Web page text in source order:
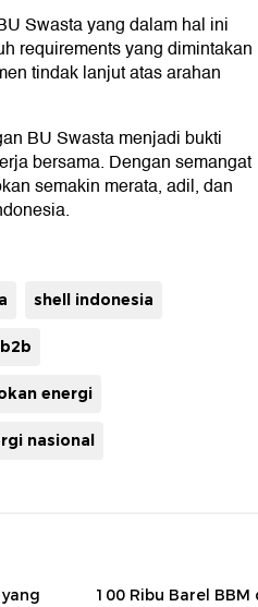
Swasta yang dalam hal ini
requirements yang dimintakan
tindak lanjut atas arahan
BU Swasta menjadi bukti
bersama. Dengan semangat
semakin merata, adil, dan
shell indonesia
b2b
energi
nasional
100 Ribu Barel